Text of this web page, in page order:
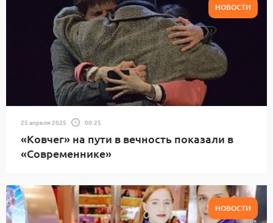
НОВОСТИ
25 апреля 2025 00:25
«Ковчег» на пути в вечность показали в
«Современнике»
НОВОСТИ